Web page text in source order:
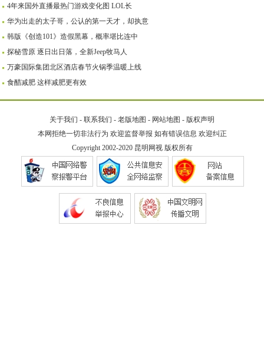
4年来国外直播最热门游戏变化图 LOL长
华为出走的太子哥，公认的第一天才，却执意
韩版《创造101》造假黑幕，概率堪比连中
探秘雪原 逐日出日落，全新Jeep牧马人
万豪国际集团北区酒店春节火锅季温暖上线
食醋减肥 这样减肥更有效
关于我们 - 联系我们 - 老版地图 - 网站地图 - 版权声明
本网拒绝一切非法行为 欢迎监督举报 如有错误信息 欢迎纠正
Copyright 2002-2020 昆明网视版权所有